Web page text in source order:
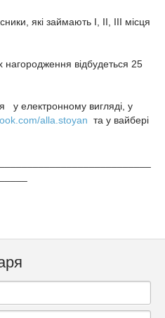
які займають І, ІІ, ІІІ місця
відбудеться 25
у електронному вигляді, у
alla.stoyan та у вайбері